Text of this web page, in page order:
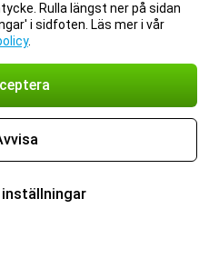
Rulla längst ner på sidan
i sidfoten. Läs mer i vår
.
inställningar